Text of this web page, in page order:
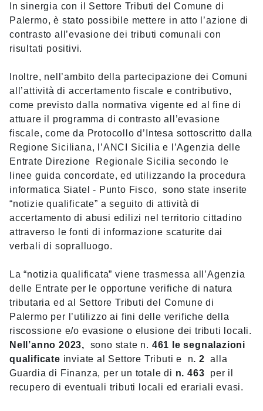
In sinergia con il Settore Tributi del Comune di
Palermo, è stato possibile mettere in atto l’azione di
contrasto all’evasione dei tributi comunali con
risultati positivi.
Inoltre, nell’ambito della partecipazione dei Comuni
all’attività di accertamento fiscale e contributivo,
come previsto dalla normativa vigente ed al fine di
attuare il programma di contrasto all’evasione
fiscale, come da Protocollo d’Intesa sottoscritto dalla
Regione Siciliana, l’ANCI Sicilia e l’Agenzia delle
Entrate Direzione Regionale Sicilia secondo le
linee guida concordate, ed utilizzando la procedura
informatica Siatel - Punto Fisco, sono state inserite
“notizie qualificate” a seguito di attività di
accertamento di abusi edilizi nel territorio cittadino
attraverso le fonti di informazione scaturite dai
verbali di sopralluogo.
La “notizia qualificata” viene trasmessa all’Agenzia
delle Entrate per le opportune verifiche di natura
tributaria ed al Settore Tributi del Comune di
Palermo per l’utilizzo ai fini delle verifiche della
riscossione e/o evasione o elusione dei tributi locali.
Nell’anno 2023, sono state n. 461 le segnalazioni
qualificate inviate al Settore Tributi e n. 2 alla
Guardia di Finanza, per un totale di n. 463 per il
recupero di eventuali tributi locali ed erariali evasi.